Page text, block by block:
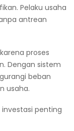
Pelaku usaha
antrean
proses
Dengan sistem
beban
usaha.
penting